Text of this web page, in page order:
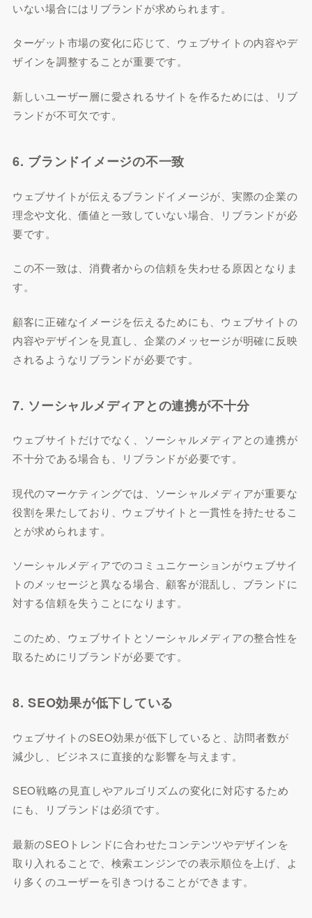
いない場合にはリブランドが求められます。
ターゲット市場の変化に応じて、ウェブサイトの内容やデ
ザインを調整することが重要です。
新しいユーザー層に愛されるサイトを作るためには、リブ
ランドが不可欠です。
6. ブランドイメージの不一致
ウェブサイトが伝えるブランドイメージが、実際の企業の
理念や文化、価値と一致していない場合、リブランドが必
要です。
この不一致は、消費者からの信頼を失わせる原因となりま
す。
顧客に正確なイメージを伝えるためにも、ウェブサイトの
内容やデザインを見直し、企業のメッセージが明確に反映
されるようなリブランドが必要です。
7. ソーシャルメディアとの連携が不十分
ウェブサイトだけでなく、ソーシャルメディアとの連携が
不十分である場合も、リブランドが必要です。
現代のマーケティングでは、ソーシャルメディアが重要な
役割を果たしており、ウェブサイトと一貫性を持たせるこ
とが求められます。
ソーシャルメディアでのコミュニケーションがウェブサイ
トのメッセージと異なる場合、顧客が混乱し、ブランドに
対する信頼を失うことになります。
このため、ウェブサイトとソーシャルメディアの整合性を
取るためにリブランドが必要です。
8. SEO効果が低下している
ウェブサイトのSEO効果が低下していると、訪問者数が
減少し、ビジネスに直接的な影響を与えます。
SEO戦略の見直しやアルゴリズムの変化に対応するため
にも、リブランドは必須です。
最新のSEOトレンドに合わせたコンテンツやデザインを
取り入れることで、検索エンジンでの表示順位を上げ、よ
り多くのユーザーを引きつけることができます。